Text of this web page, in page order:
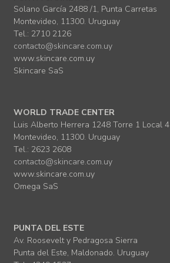
Solano García 2488 /1, Punta Carretas
Montevideo, 11300. Uruguay
Tel.: 2710 2126
contacto@skincare.com.uy
www.skincare.com.uy
Skincare SaS
WORLD TRADE CENTER
Luis Alberto Herrera 1248 Torre 1 Local 4
Montevideo, 11300. Uruguay
Tel.: 2623 2608
contacto@skincare.com.uy
www.skincare.com.uy
Omega SaS
PUNTA DEL ESTE
Av. Roosevelt y Pedragosa Sierra
Punta del Este, Maldonado. Uruguay